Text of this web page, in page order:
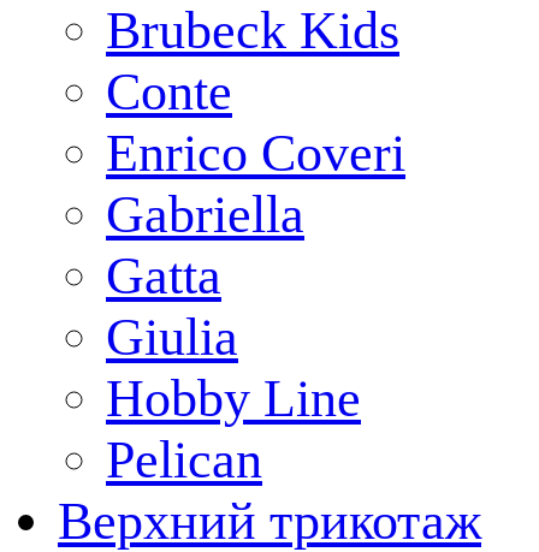
Brubeck Kids
Conte
Enrico Coveri
Gabriella
Gatta
Giulia
Hobby Line
Pelican
Верхний трикотаж